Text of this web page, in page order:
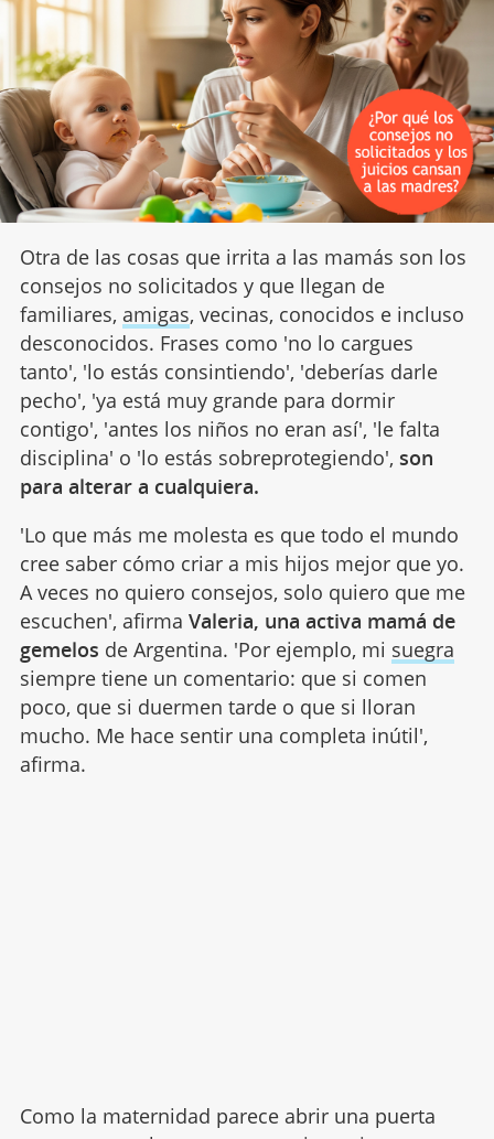
Otra de las cosas que irrita a las mamás son los
consejos no solicitados y que llegan de
familiares, amigas, vecinas, conocidos e incluso
desconocidos. Frases como 'no lo cargues
tanto', 'lo estás consintiendo', 'deberías darle
pecho', 'ya está muy grande para dormir
contigo', 'antes los niños no eran así', 'le falta
disciplina' o 'lo estás sobreprotegiendo', son
para alterar a cualquiera.
'Lo que más me molesta es que todo el mundo
cree saber cómo criar a mis hijos mejor que yo.
A veces no quiero consejos, solo quiero que me
escuchen', afirma Valeria, una activa mamá de
gemelos de Argentina. 'Por ejemplo, mi suegra
siempre tiene un comentario: que si comen
poco, que si duermen tarde o que si lloran
mucho. Me hace sentir una completa inútil',
afirma.
Como la maternidad parece abrir una puerta